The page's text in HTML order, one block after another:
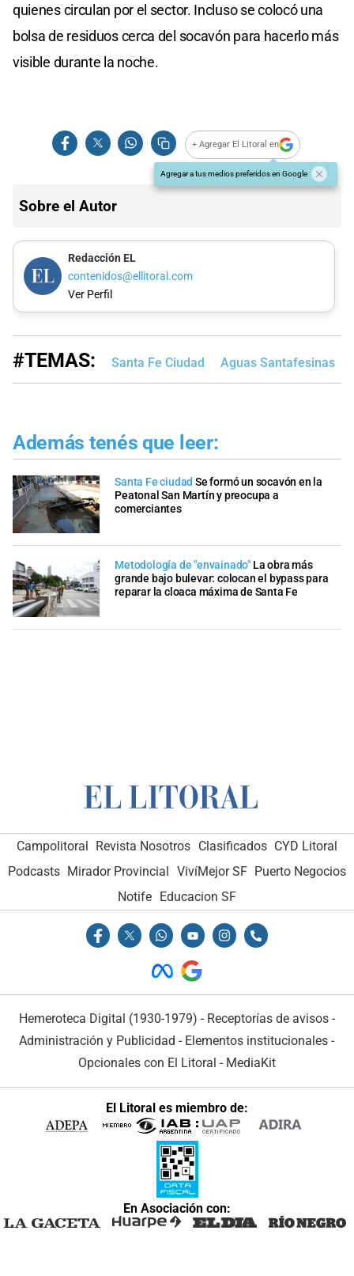
quienes circulan por el sector. Incluso se colocó una
bolsa de residuos cerca del socavón para hacerlo más
visible durante la noche.
+ Agregar El Litoral en
Agregar a tus medios preferidos en Google
Sobre el Autor
Redacción EL
contenidos@ellitoral.com
Ver Perfil
#TEMAS: Santa Fe Ciudad Aguas Santafesinas
Además tenés que leer:
Santa Fe ciudad Se formó un socavón en la
Peatonal San Martín y preocupa a
comerciantes
Metodología de "envainado" La obra más
grande bajo bulevar: colocan el bypass para
reparar la cloaca máxima de Santa Fe
Campolitoral Revista Nosotros Clasificados CYD Litoral
Podcasts Mirador Provincial VivíMejor SF Puerto Negocios
Notife
Educacion SF
Hemeroteca Digital (1930-1979) - Receptorías de avisos -
Administración y Publicidad - Elementos institucionales -
Opcionales con El Litoral - MediaKit
El Litoral es miembro de:
En Asociación con: